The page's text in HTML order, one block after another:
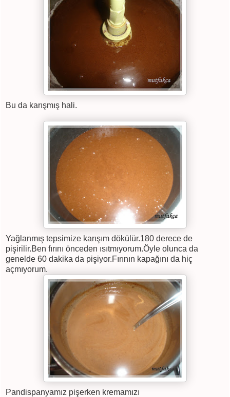
Bu da karışmış hali.
Yağlanmış tepsimize karışım dökülür.180 derece de
pişirilir.Ben fırını önceden ısıtmıyorum.Öyle olunca da
genelde 60 dakika da pişiyor.Fırının kapağını da hiç
açmıyorum.
Pandispanyamız pişerken kremamızı